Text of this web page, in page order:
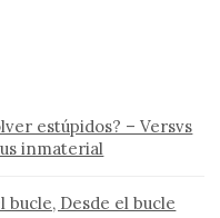
estúpidos? – Versvs
inmaterial
bucle, Desde el bucle